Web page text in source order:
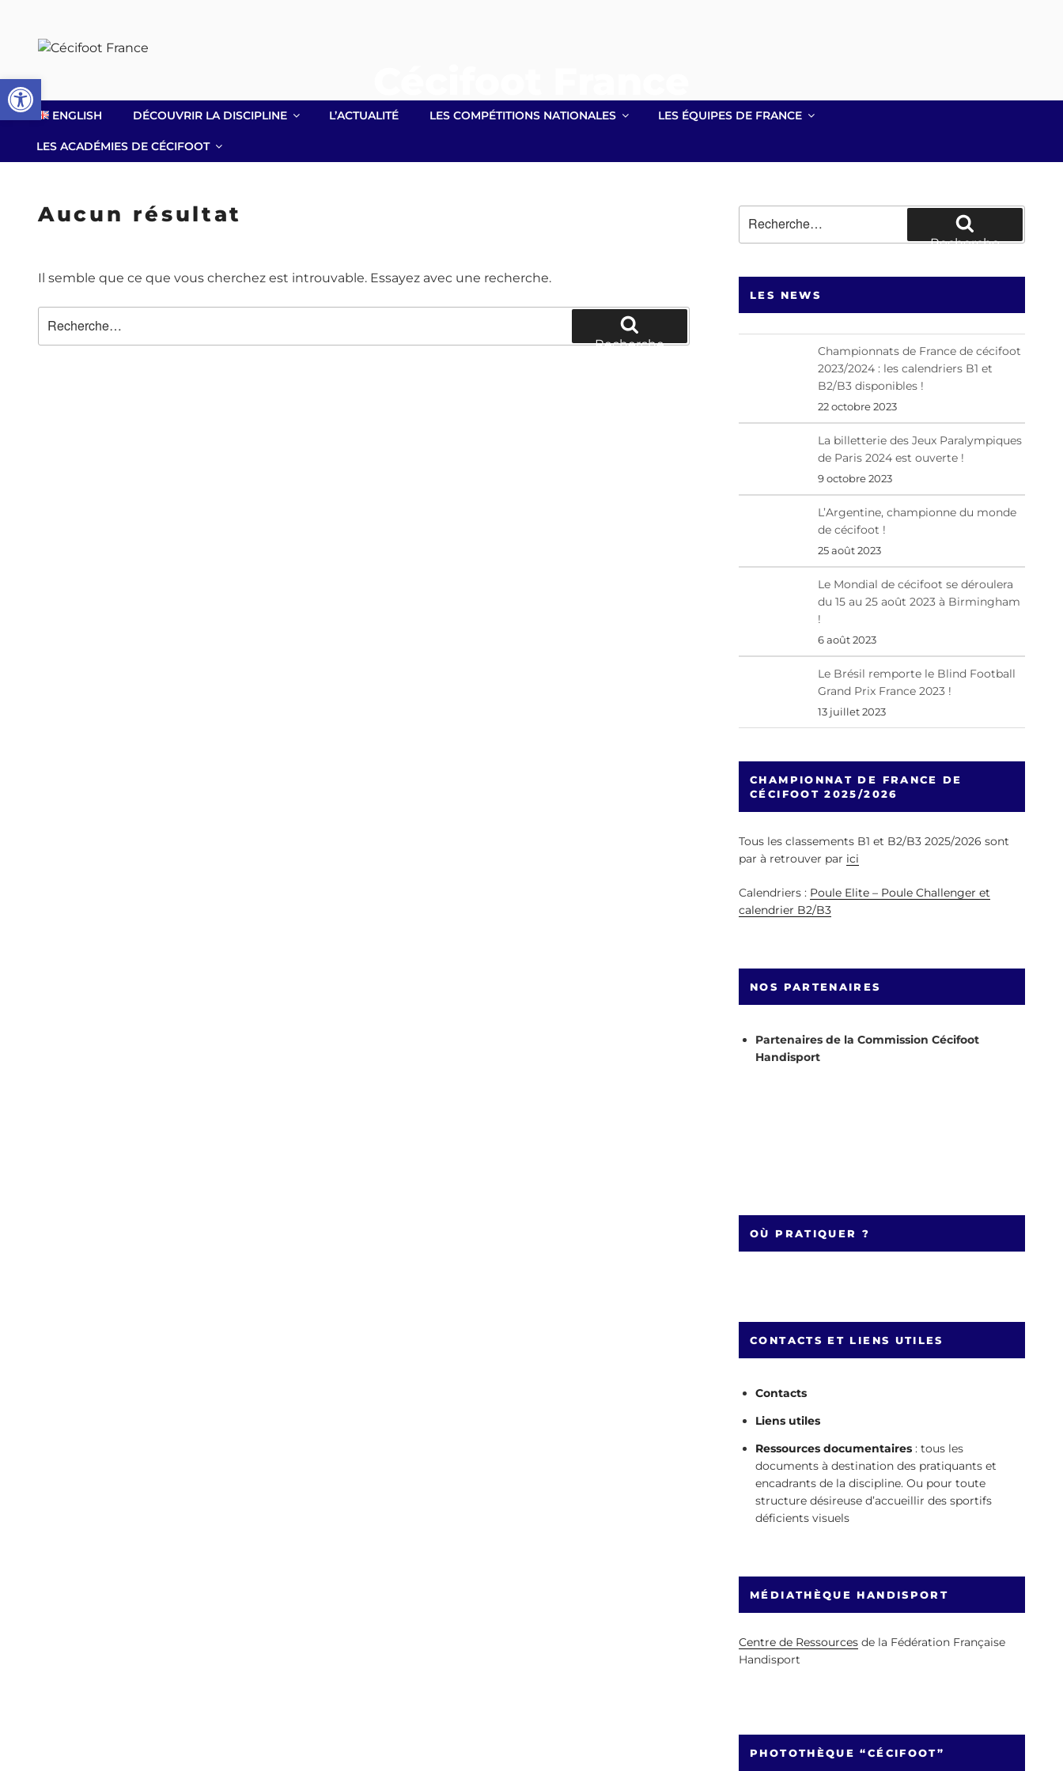
contenu
Site officiel lié à la Fédération Française Handisport
ENGLISH DÉCOUVRIR LA DISCIPLINE L’ACTUALITÉ LES COMPÉTITIONS NATIONALES LES ÉQUIPES DE FRANCE
LES ACADÉMIES DE CÉCIFOOT
Aucun résultat
Il semble que ce que vous cherchez est introuvable. Essayez avec une recherche.
pour
Recherche
pour
:
Recherche
LES NEWS
Championnats de France de cécifoot
2023/2024 : les calendriers B1 et
B2/B3 disponibles !
22 octobre 2023
La billetterie des Jeux Paralympiques
de Paris 2024 est ouverte !
9 octobre 2023
L’Argentine, championne du monde
de cécifoot !
25 août 2023
Le Mondial de cécifoot se déroulera
du 15 au 25 août 2023 à Birmingham
!
6 août 2023
Le Brésil remporte le Blind Football
Grand Prix France 2023 !
13 juillet 2023
CHAMPIONNAT DE FRANCE DE
CÉCIFOOT 2025/2026
Tous les classements B1 et B2/B3 2025/2026 sont
par à retrouver par ici
Calendriers : Poule Elite – Poule Challenger et
calendrier B2/B3
NOS PARTENAIRES
Partenaires de la Commission Cécifoot
Handisport
OÙ PRATIQUER ?
CONTACTS ET LIENS UTILES
Contacts
Liens utiles
Ressources documentaires : tous les
documents à destination des pratiquants et
encadrants de la discipline. Ou pour toute
structure désireuse d’accueillir des sportifs
déficients visuels
MÉDIATHÈQUE HANDISPORT
Centre de Ressources de la Fédération Française
Handisport
PHOTOTHÈQUE “CÉCIFOOT”
Ouvrir la barre d’outils